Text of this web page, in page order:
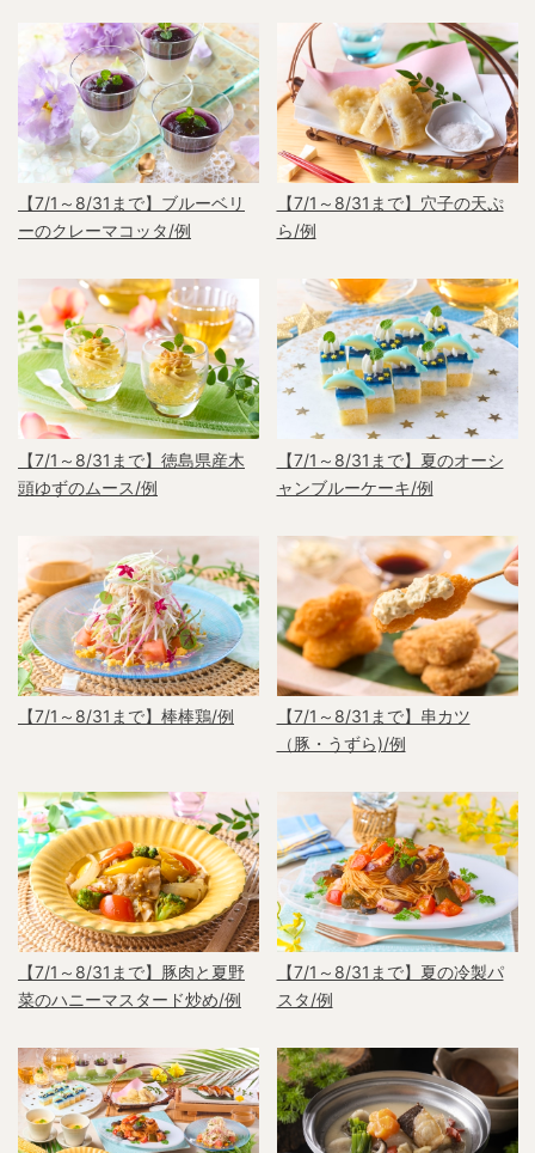
【7/1～8/31まで】ブルーベリ
ーのクレーマコッタ/例
【7/1～8/31まで】穴子の天ぷ
ら/例
【7/1～8/31まで】徳島県産木
頭ゆずのムース/例
【7/1～8/31まで】夏のオーシ
ャンブルーケーキ/例
【7/1～8/31まで】棒棒鶏/例
【7/1～8/31まで】串カツ
（豚・うずら)/例
【7/1～8/31まで】豚肉と夏野
菜のハニーマスタード炒め/例
【7/1～8/31まで】夏の冷製パ
スタ/例